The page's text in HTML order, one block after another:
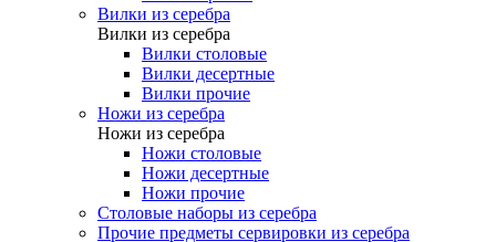
Вилки из серебра
Вилки из серебра
Вилки столовые
Вилки десертные
Вилки прочие
Ножи из серебра
Ножи из серебра
Ножи столовые
Ножи десертные
Ножи прочие
Столовые наборы из серебра
Прочие предметы сервировки из серебра